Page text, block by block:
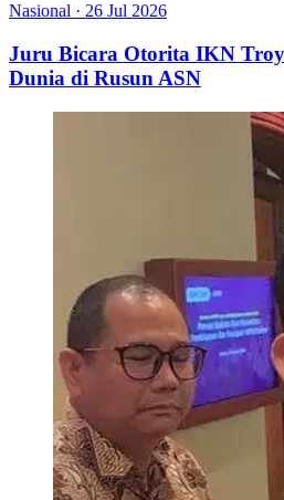
Nasional · 26 Jul 2026
Juru Bicara Otorita IKN
Dunia di Rusun ASN